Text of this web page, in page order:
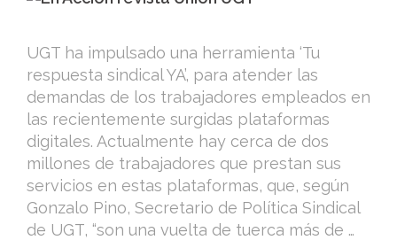
UGT ha impulsado una herramienta ‘Tu
respuesta sindical YA’, para atender las
demandas de los trabajadores empleados en
las recientemente surgidas plataformas
digitales. Actualmente hay cerca de dos
millones de trabajadores que prestan sus
servicios en estas plataformas, que, según
Gonzalo Pino, Secretario de Política Sindical
de UGT, “son una vuelta de tuerca más de …